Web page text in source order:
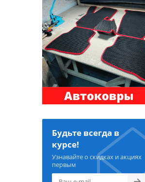
Будьте всегда в
курсе!
Узнавайте о скидках и акциях
первым